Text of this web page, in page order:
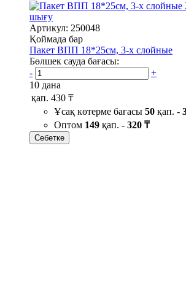
шығу
Артикул: 250048
Қоймада бар
Пакет ВПП 18*25см, 3-х слойные
Бөлшек сауда бағасы:
-
+
10 дана
қап. 430 ₸
Ұсақ көтерме бағасы 50 қап. -
Оптом 149 қап. - 320 ₸
Себетке